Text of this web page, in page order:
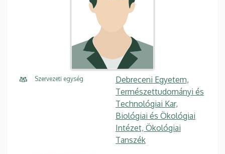
Szervezeti egység
Debreceni Egyetem,
Természettudományi és
Technológiai Kar,
Biológiai és Ökológiai
Intézet, Ökológiai
Tanszék